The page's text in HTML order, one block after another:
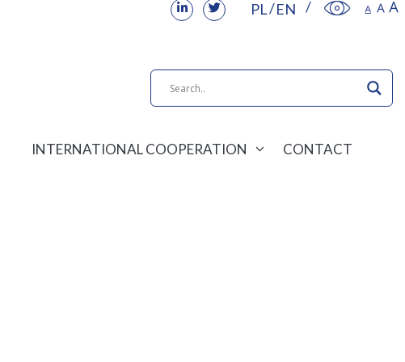
PL EN
INTERNATIONAL COOPERATION CONTACT